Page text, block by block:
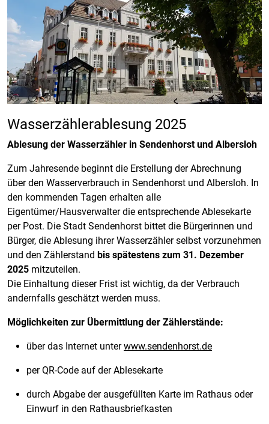
Wasserzählerablesung 2025
Ablesung der Wasserzähler in Sendenhorst und Albersloh
Zum Jahresende beginnt die Erstellung der Abrechnung
über den Wasserverbrauch in Sendenhorst und Albersloh. In
den kommenden Tagen erhalten alle
Eigentümer/Hausverwalter die entsprechende Ablesekarte
per Post. Die Stadt Sendenhorst bittet die Bürgerinnen und
Bürger, die Ablesung ihrer Wasserzähler selbst vorzunehmen
und den Zählerstand bis spätestens zum 31. Dezember
2025 mitzuteilen.
Die Einhaltung dieser Frist ist wichtig, da der Verbrauch
andernfalls geschätzt werden muss.
Möglichkeiten zur Übermittlung der Zählerstände:
über das Internet unterwww.sendenhorst.de
per QR-Code auf der Ablesekarte
durch Abgabe der ausgefüllten Karte im Rathaus oder
Einwurf in den Rathausbriefkasten